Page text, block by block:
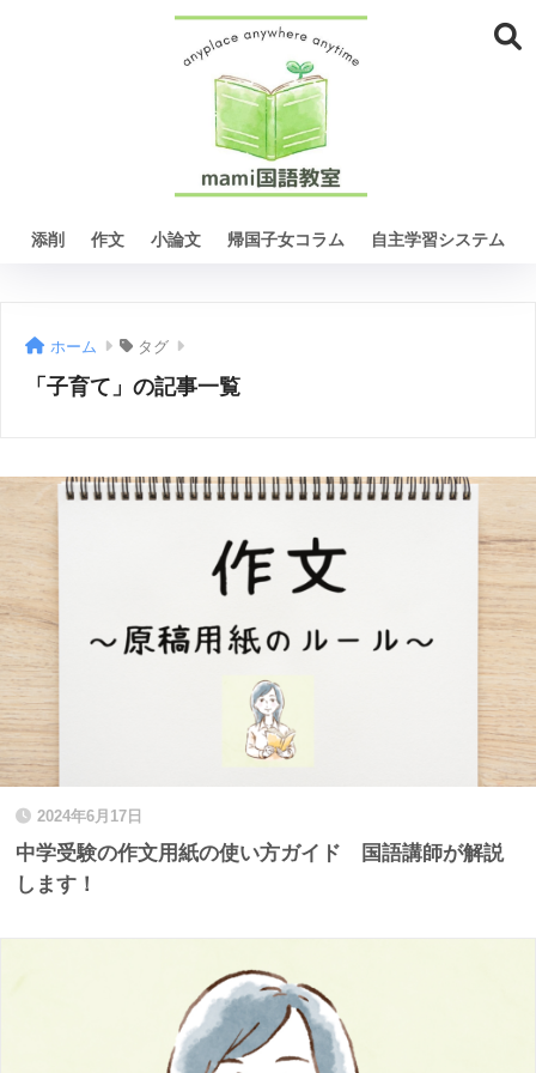
添削 作文 小論文 帰国子女コラム 自主学習システム
ホーム タグ
「子育て」の記事一覧
2024年6月17日
中学受験の作文用紙の使い方ガイド 国語講師が解説
します！